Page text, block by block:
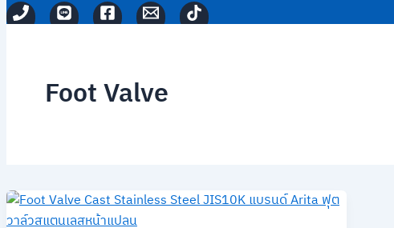
Foot Valve